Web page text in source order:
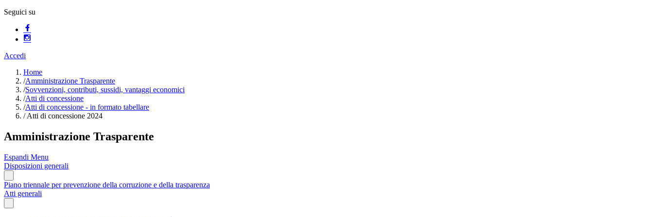
Seguici su
Accedi
Home
/Amministrazione Trasparente
/Sovvenzioni, contributi, sussidi, vantaggi economici
/Atti di concessione
/Atti di concessione - in formato tabellare
/Atti di concessione 2024
Amministrazione Trasparente
Espandi Menu
Disposizioni generali
Piano triennale per prevenzione della corruzione e della trasparenza
Atti generali